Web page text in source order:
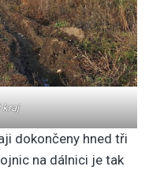
kraj
dokončeny hned tři
na dálnici je tak